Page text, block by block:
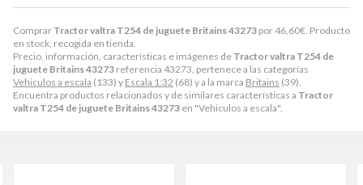
Comprar Tractor valtra T254 de juguete Britains 43273 por46,60€ . Producto
en stock, recogida en tienda.
Precio, información, características e imágenes de Tractor valtra T254 de
juguete Britains 43273 referencia 43273, pertenece a las categorías
Vehiculos a escala (133) y Escala 1:32 (68) y a la marca Britains (39).
Encuentra productos relacionados y de similares características a Tractor
valtra T254 de juguete Britains 43273 en "Vehiculos a escala".